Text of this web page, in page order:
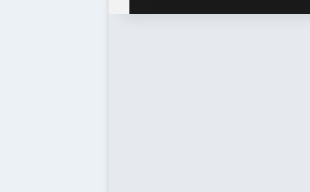
عن